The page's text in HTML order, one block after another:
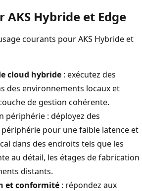
Hybride et Edge
courants pour AKS Hybride et
cloud hybride : exécutez des
des environnements locaux et
de gestion cohérente.
périphérie : déployez des
pour une faible latence et
dans des endroits tels que les
au détail, les étages de fabrication
distants.
et conformité : répondez aux